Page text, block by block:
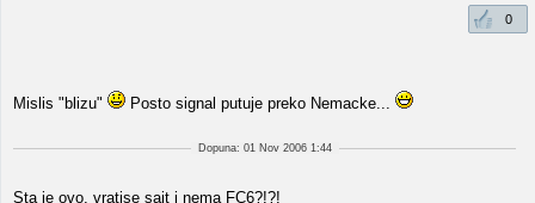
0
Mislis "blizu" Posto signal putuje preko Nemacke...
Dopuna: 01 Nov 2006 1:44
Sta je ovo, vratise sajt i nema FC6?!?!